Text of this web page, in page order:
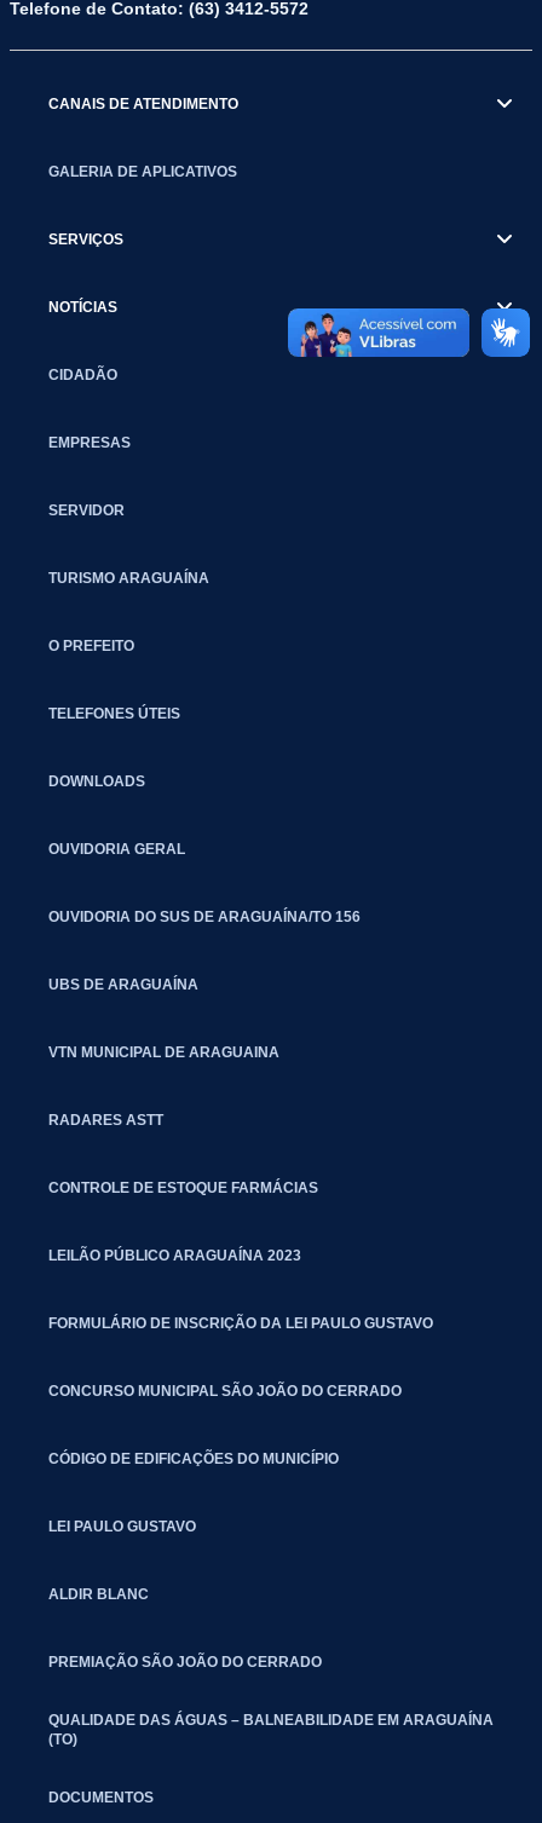
Telefone de Contato: (63) 3412-5572
CANAIS DE ATENDIMENTO
GALERIA DE APLICATIVOS
SERVIÇOS
NOTÍCIAS
CIDADÃO
EMPRESAS
SERVIDOR
TURISMO ARAGUAÍNA
O PREFEITO
TELEFONES ÚTEIS
DOWNLOADS
OUVIDORIA GERAL
OUVIDORIA DO SUS DE ARAGUAÍNA/TO 156
UBS DE ARAGUAÍNA
VTN MUNICIPAL DE ARAGUAINA
RADARES ASTT
CONTROLE DE ESTOQUE FARMÁCIAS
LEILÃO PÚBLICO ARAGUAÍNA 2023
FORMULÁRIO DE INSCRIÇÃO DA LEI PAULO GUSTAVO
CONCURSO MUNICIPAL SÃO JOÃO DO CERRADO
CÓDIGO DE EDIFICAÇÕES DO MUNICÍPIO
LEI PAULO GUSTAVO
ALDIR BLANC
PREMIAÇÃO SÃO JOÃO DO CERRADO
QUALIDADE DAS ÁGUAS – BALNEABILIDADE EM ARAGUAÍNA
(TO)
DOCUMENTOS